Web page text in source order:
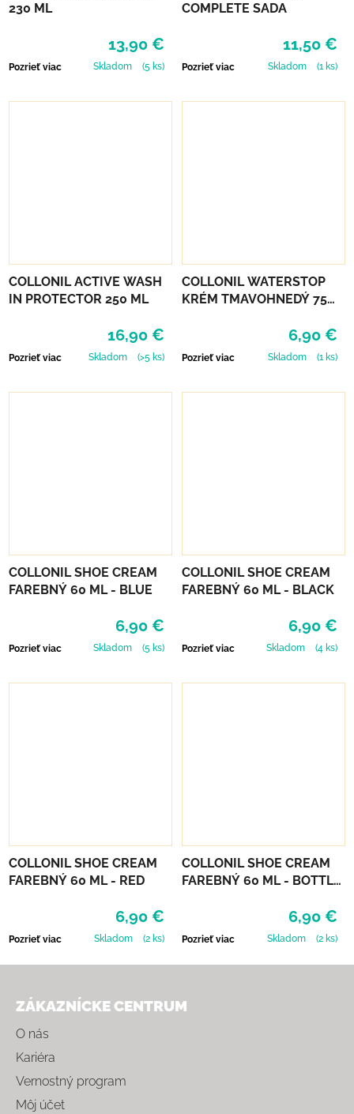
230 ML
13,90 €
Pozrieť viac Skladom (5 ks)
COMPLETE SADA
11,50 €
Pozrieť viac Skladom (1 ks)
COLLONIL ACTIVE WASH
IN PROTECTOR 250 ML
16,90 €
Pozrieť viac Skladom (>5 ks)
COLLONIL WATERSTOP
KRÉM TMAVOHNEDÝ 75
6,90 €
Pozrieť viac Skladom (1 ks)
COLLONIL SHOE CREAM
FAREBNÝ 60 ML - BLUE
6,90 €
Pozrieť viac Skladom (5 ks)
COLLONIL SHOE CREAM
FAREBNÝ 60 ML - BLACK
6,90 €
Pozrieť viac Skladom (4 ks)
COLLONIL SHOE CREAM
FAREBNÝ 60 ML - RED
6,90 €
Pozrieť viac Skladom (2 ks)
COLLONIL SHOE CREAM
FAREBNÝ 60 ML - BOTTLE
6,90 €
Pozrieť viac Skladom (2 ks)
ZÁKAZNÍCKE CENTRUM
O nás
Kariéra
Vernostný program
Môj účet